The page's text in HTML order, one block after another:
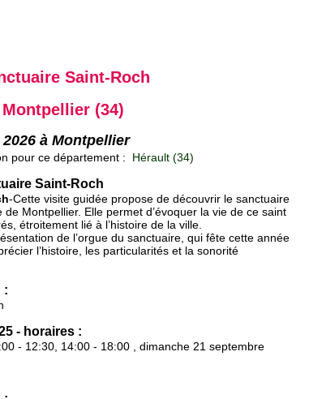
Saint-Roch
Montpellier (34)
à Montpellier
pour ce département : Hérault (34)
Saint-Roch
-Cette visite guidée propose de découvrir le sanctuaire
Montpellier. Elle permet d’évoquer la vie de ce saint
étroitement lié à l’histoire de la ville.
de l’orgue du sanctuaire, qui fête cette année
l’histoire, les particularités et la sonorité
:
- horaires :
- 12:30, 14:00 - 18:00 , dimanche 21 septembre